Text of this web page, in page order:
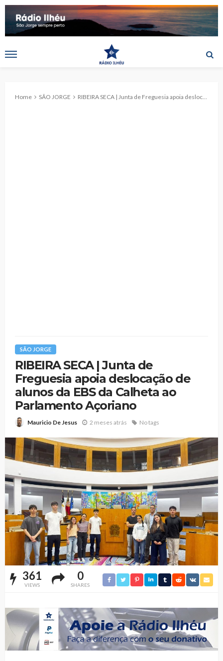
Home SÃO JORGE RIBEIRA SECA | Junta de Freguesia apoia deslocação de alunos da EBS da Calheta ao Parlamento Açoriano
SÃO JORGE
RIBEIRA SECA | Junta de
Freguesia apoia deslocação de
alunos da EBS da Calheta ao
Parlamento Açoriano
Mauricio De Jesus 2 meses atrás No tags
361
VIEWS
0
SHARES